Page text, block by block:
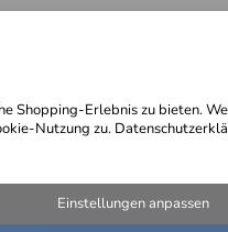
Shopping-Erlebnis zu bieten.
Nutzung zu.
Einstellungen anpassen
@